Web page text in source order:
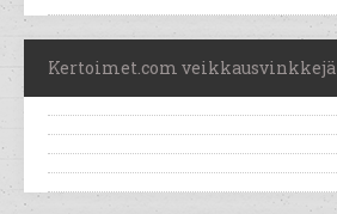
Kertoimet.com veikkausvinkkejä